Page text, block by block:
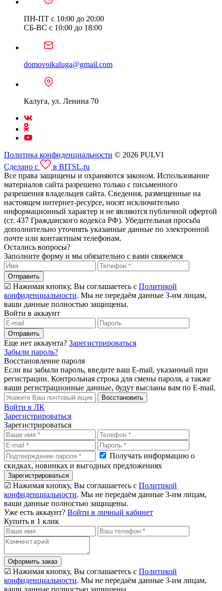
ПН-ПТ с 10:00 до 20:00
СБ-ВС с 10:00 до 18:00
domovoikaluga@gmail.com
Калуга, ул. Ленина 70
Политика конфиденциальности © 2026 PULVI
Сделано с
в BITSL.ru
Все права защищены и охраняются законом. Использование
материалов сайта разрешено только с письменного
разрешения владельцев сайта. Сведения, размещенные на
настоящем интернет-ресурсе, носят исключительно
информационный характер и не являются публичной офертой
(ст. 437 Гражданского кодекса РФ). Убедительная просьба
дополнительно уточнять указанные данные по электронной
почте или контактным телефонам.
Остались вопросы?
Заполните форму и мы обязательно с вами свяжемся
Отправить
☑ Нажимая кнопку, Вы соглашаетесь с Политикой
конфиденциальности. Мы не передаём данные 3-им лицам,
ваши данные полностью защищены.
Войти в аккаунт
Отправить
Еще нет аккаунта? Зарегистрироваться
Забыли пароль?
Восстановление пароля
Если вы забыли пароль, введите ваш E-mail, указанный при
регистрации. Контрольная строка для смены пароля, а также
ваши регистрационные данные, будут высланы вам по E-mail.
Восстановить
Войти в ЛК
Зарегистрироваться
Зарегистрироваться
Получать информацию о
скидках, новинках и выгодных предложениях
Зарегистрироваться
☑ Нажимая кнопку, Вы соглашаетесь с Политикой
конфиденциальности. Мы не передаём данные 3-им лицам,
ваши данные полностью защищены.
Уже есть аккаунт? Войти в личный кабинет
Купить в 1 клик
Оформить заказ
☑ Нажимая кнопку, Вы соглашаетесь с Политикой
конфиденциальности. Мы не передаём данные 3-им лицам,
ваши данные полностью защищены.